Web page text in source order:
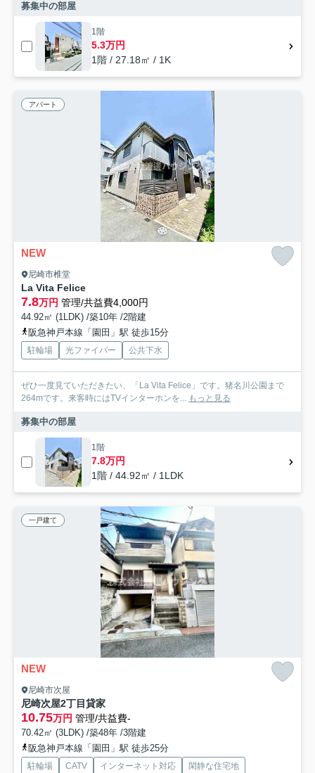
募集中の部屋
1階
5.3万円
1階 / 27.18㎡ / 1K
アパート
NEW
尼崎市椎堂
La Vita Felice
7.8万円 管理/共益費4,000円
44.92㎡ (1LDK) /築10年 /2階建
阪急神戸本線「園田」駅 徒歩15分
駐輪場 光ファイバー 公共下水
ぜひ一度見ていただきたい、「La Vita Felice」です。猪名川公園まで
264mです。来客時にはTVインターホンを... もっと見る
募集中の部屋
1階
7.8万円
1階 / 44.92㎡ / 1LDK
一戸建て
NEW
尼崎市次屋
尼崎次屋2丁目貸家
10.75万円 管理/共益費-
70.42㎡ (3LDK) /築48年 /3階建
阪急神戸本線「園田」駅 徒歩25分
駐輪場 CATV インターネット対応
閑静な住宅地